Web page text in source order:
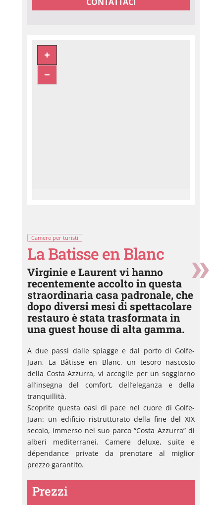
Camere per turisti
La Batisse en Blanc
Virginie e Laurent vi hanno
recentemente accolto in questa
straordinaria casa padronale, che
dopo diversi mesi di spettacolare
restauro è stata trasformata in
una guest house di alta gamma.
A due passi dalle spiagge e dal porto di Golfe-
Juan, La Bâtisse en Blanc, un tesoro nascosto
della Costa Azzurra, vi accoglie per un soggiorno
all’insegna del comfort, dell’eleganza e della
tranquillità.
Scoprite questa oasi di pace nel cuore di Golfe-
Juan: un edificio ristrutturato della fine del XIX
secolo, immerso nel suo parco “Costa Azzurra” di
alberi mediterranei. Camere deluxe, suite e
dépendance private da prenotare al miglior
prezzo garantito.
Prezzi